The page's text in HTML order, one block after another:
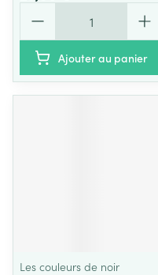
Ajouter au panier
Les couleurs de noir